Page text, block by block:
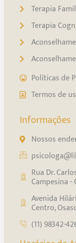
Terapia
Terapia
Políticas de
Termos de
Informações
Nossos
Rua Dr.
Campesina -
Avenida
Centro,
(11) 98342-